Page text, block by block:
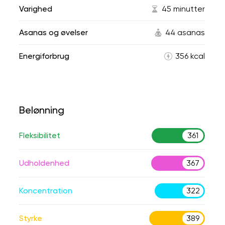
Varighed 45 minutter
Asanas og øvelser 44 asanas
Energiforbrug 356 kcal
Belønning
Fleksibilitet 361
Udholdenhed 367
Koncentration 322
Styrke 389